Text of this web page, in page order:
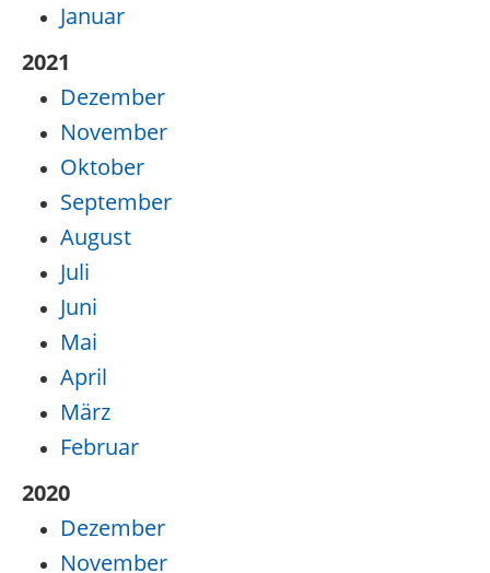
Januar
2021
Dezember
November
Oktober
September
August
Juli
Juni
Mai
April
März
Februar
2020
Dezember
November